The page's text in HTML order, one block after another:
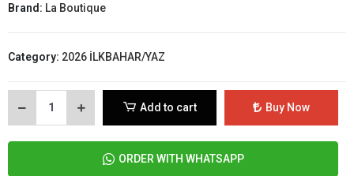
Brand: La Boutique
Category: 2026 İLKBAHAR/YAZ
Add to cart Buy Now
ORDER WITH WHATSAPP